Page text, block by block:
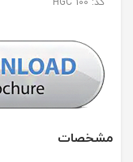
مشخصات